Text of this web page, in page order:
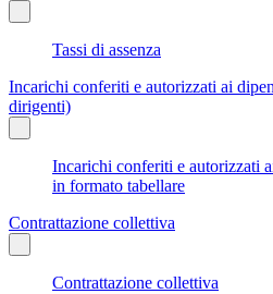
Tassi di assenza
Incarichi conferiti e autorizzati ai
dirigenti)
Incarichi conferiti e autorizzati
in formato tabellare
Contrattazione collettiva
Contrattazione collettiva